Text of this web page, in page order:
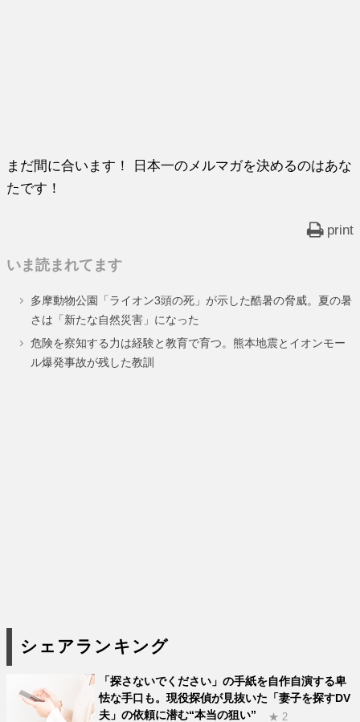
まだ間に合います！ 日本一のメルマガを決めるのはあな
たです！
print
いま読まれてます
多摩動物公園「ライオン3頭の死」が示した酷暑の脅威。夏の暑
さは「新たな自然災害」になった
危険を察知する力は経験と教育で育つ。熊本地震とイオンモー
ル爆発事故が残した教訓
シェアランキング
「探さないでください」の手紙を自作自演する卑
怯な手口も。現役探偵が見抜いた「妻子を探すDV
夫」の依頼に潜む“本当の狙い”
★ 2